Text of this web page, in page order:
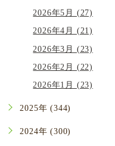
2026年5月 (27)
2026年4月 (21)
2026年3月 (23)
2026年2月 (22)
2026年1月 (23)
2025年 (344)
2024年 (300)